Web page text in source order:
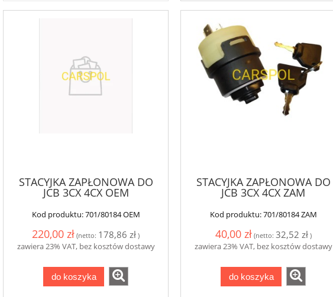
STACYJKA ZAPŁONOWA DO
JCB 3CX 4CX OEM
Kod produktu:701/80184 OEM
220,00 zł (netto: 178,86 zł )
zawiera 23% VAT, bez kosztów dostawy
do koszyka
STACYJKA ZAPŁONOWA DO
JCB 3CX 4CX ZAM
Kod produktu:701/80184 ZAM
40,00 zł (netto: 32,52 zł)
zawiera 23% VAT, bez kosztów dostawy
do koszyka